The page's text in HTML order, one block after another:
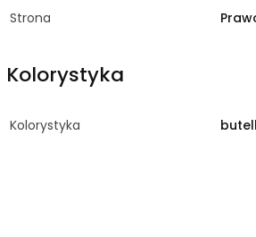
Strona
Kolorystyka
Kolorystyka